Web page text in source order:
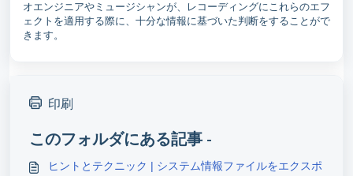
オエンジニアやミュージシャンが、レコーディングにこれらのエフ
ェクトを適用する際に、十分な情報に基づいた判断をすることがで
きます。
印刷
このフォルダにある記事 -
ヒントとテクニック | システム情報ファイルをエクスポ